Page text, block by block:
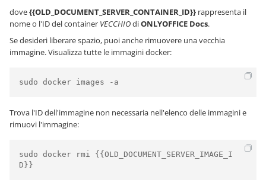
dove{{OLD_DOCUMENT_SERVER_CONTAINER_ID}} rappresenta il
nome o l'ID del container VECCHIOdiONLYOFFICE Docs.
Se desideri liberare spazio, puoi anche rimuovere una vecchia
immagine. Visualizza tutte le immagini docker:
sudo docker images -a
Trova l'ID dell'immagine non necessaria nell'elenco delle immagini e
rimuovi l'immagine:
sudo docker rmi {{OLD_DOCUMENT_SERVER_IMAGE_I
D}}